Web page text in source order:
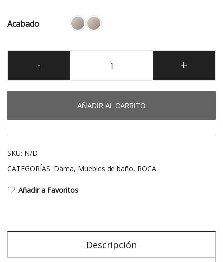
Acabado
-
Módulo
+
AÑADIR AL CARRITO
SKU: N/D
CATEGORÍAS: Dama, Muebles de baño, ROCA
Añadir a Favoritos
Descripción